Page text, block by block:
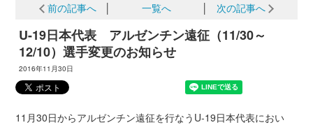
前の記事へ 一覧へ 次の記事へ
U-19日本代表 アルゼンチン遠征（11/30～
12/10）選手変更のお知らせ
2016年11月30日
11月30日からアルゼンチン遠征を行なうU-19日本代表におい